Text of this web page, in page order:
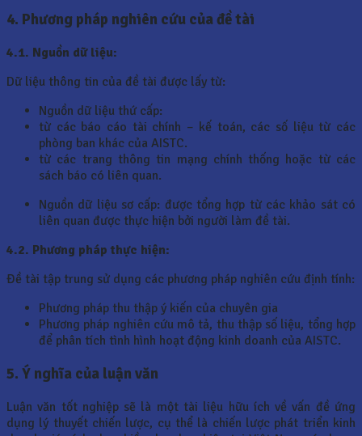
4. Phương pháp nghiên cứu của đề tài
4.1. Nguồn dữ liệu:
Dữ liệu thông tin của đề tài được lấy từ:
Nguồn dữ liệu thứ cấp:
từ các báo cáo tài chính – kế toán, các số liệu từ các
phòng ban khác của AISTC.
từ các trang thông tin mạng chính thống hoặc từ các
sách báo có liên quan.
Nguồn dữ liệu sơ cấp: được tổng hợp từ các khảo sát có
liên quan được thực hiện bởi người làm đề tài.
4.2. Phương pháp thực hiện:
Đề tài tập trung sử dụng các phương pháp nghiên cứu định tính:
Phương pháp thu thập ý kiến của chuyên gia
Phương pháp nghiên cứu mô tả, thu thập số liệu, tổng hợp
để phân tích tình hình hoạt động kinh doanh của AISTC.
5. Ý nghĩa của luận văn
Luận văn tốt nghiệp sẽ là một tài liệu hữu ích về vấn đề ứng
dụng lý thuyết chiến lược, cụ thể là chiến lược phát triển kinh